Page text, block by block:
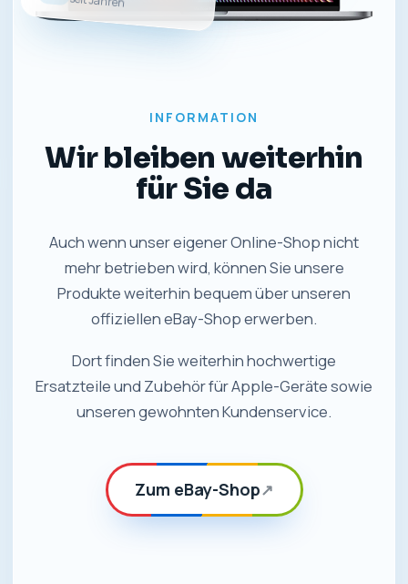
INFORMATION
Wir bleiben weiterhin
für Sie da
Auch wenn unser eigener Online-Shop nicht
mehr betrieben wird, können Sie unsere
Produkte weiterhin bequem über unseren
offiziellen eBay-Shop erwerben.
Dort finden Sie weiterhin hochwertige
Ersatzteile und Zubehör für Apple-Geräte sowie
unseren gewohnten Kundenservice.
Zum eBay-Shop↗